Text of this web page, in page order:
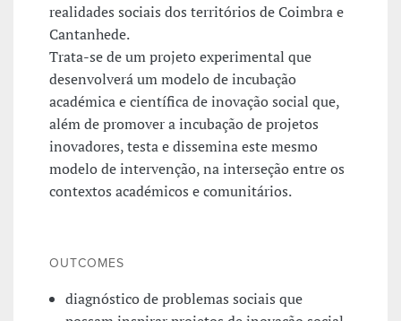
realidades sociais dos territórios de Coimbra e
Cantanhede.
Trata-se de um projeto experimental que
desenvolverá um modelo de incubação
académica e científica de inovação social que,
além de promover a incubação de projetos
inovadores, testa e dissemina este mesmo
modelo de intervenção, na interseção entre os
contextos académicos e comunitários.
OUTCOMES
diagnóstico de problemas sociais que